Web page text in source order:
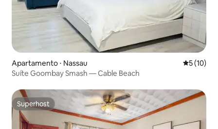
Apartamento ⋅ Nassau 5 de uma
5 (10)
Suíte Goombay Smash — Cable Beach
Superhost
Superhost